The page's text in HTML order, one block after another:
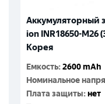
Аккумуляторный
ion INR18650-M26
Корея
Емкость:2600 mAh
Номинальное
Плата защиты:нет